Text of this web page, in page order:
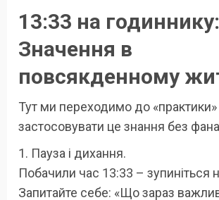
13:33 на годиннику:
Значення в
повсякденному
Тут ми переходимо до
застосовувати це знання без
1. Пауза і дихання.
Побачили час 13:33 – зупиніться
Запитайте себе: «Що зараз